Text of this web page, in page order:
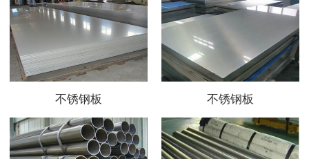
不锈钢板 不锈钢板